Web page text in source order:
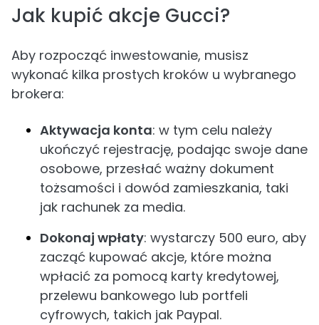
Jak kupić akcje Gucci?
Aby rozpocząć inwestowanie, musisz
wykonać kilka prostych kroków u wybranego
brokera:
Aktywacja konta: w tym celu należy
ukończyć rejestrację, podając swoje dane
osobowe, przesłać ważny dokument
tożsamości i dowód zamieszkania, taki
jak rachunek za media.
Dokonaj wpłaty: wystarczy 500 euro, aby
zacząć kupować akcje, które można
wpłacić za pomocą karty kredytowej,
przelewu bankowego lub portfeli
cyfrowych, takich jak Paypal.